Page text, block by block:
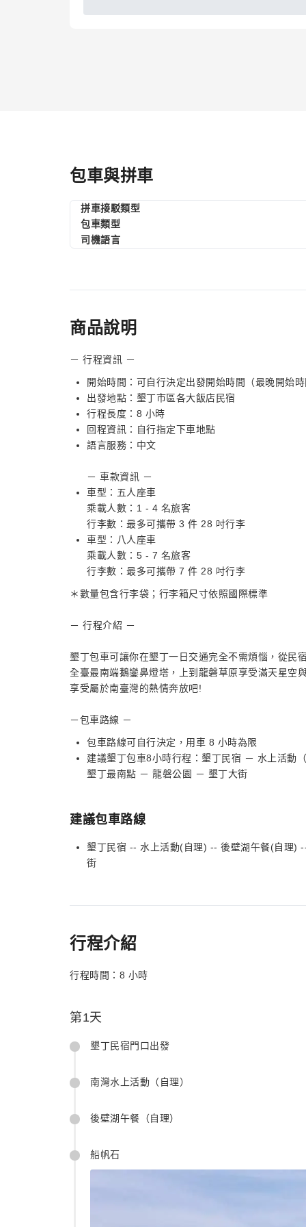
包車與拼車
拼車接駁類型
包車類型
司機語言
商品說明
－ 行程資訊 －
開始時間：可自行決定出發開始時間（最晚開始
出發地點：墾丁市區各大飯店民宿
行程長度：8 小時
回程資訊：自行指定下車地點
語言服務：中文
－ 車款資訊 －
車型：五人座車
乘載人數：1 - 4 名旅客
行李數：最多可攜帶 3 件 28 吋行李
車型：八人座車
乘載人數：5 - 7 名旅客
行李數：最多可攜帶 7 件 28 吋行李
＊數量包含行李袋；行李箱尺寸依照國際標準
－ 行程介紹 －
墾丁包車可讓你在墾丁一日交通完全不需煩惱，從民
全臺最南端鵝鑾鼻燈塔，上到龍磐草原享受滿天星空
享受屬於南臺灣的熱情奔放吧!
－包車路線 －
包車路線可自行決定，用車 8 小時為限
建議墾丁包車8小時行程：墾丁民宿 － 水上活動
墾丁最南點 － 龍磐公園 － 墾丁大街
建議包車路線
墾丁民宿 -- 水上活動(自理) -- 後壁湖午餐(自理)
街
行程介紹
行程時間：8 小時
第1天
墾丁民宿門口出發
南灣水上活動（自理）
後壁湖午餐（自理）
船帆石